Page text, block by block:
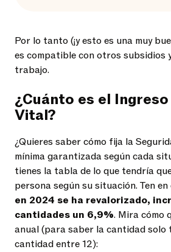
Por lo tanto (¡y esto es una muy
es compatible con otros subsidios
trabajo.
¿Cuánto es el
Vital?
¿Quieres saber cómo fija la
mínima garantizada según cada
tienes la tabla de lo que tendría
persona según su situación. Ten
en 2024 se ha revalorizado,
cantidades un 6,9%. Mira cómo
anual (para saber la cantidad solo
cantidad entre 12):